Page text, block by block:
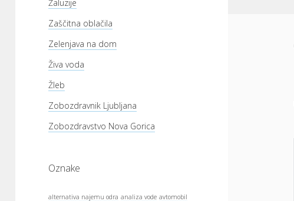
Žaluzije
Zaščitna oblačila
Zelenjava na dom
Živa voda
Žleb
Zobozdravnik Ljubljana
Zobozdravstvo Nova Gorica
Oznake
alternativa najemu odra analiza vode avtomobil